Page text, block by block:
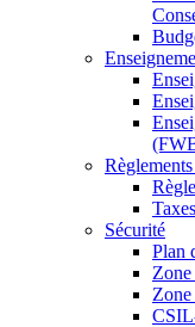
Sécurité
Plan